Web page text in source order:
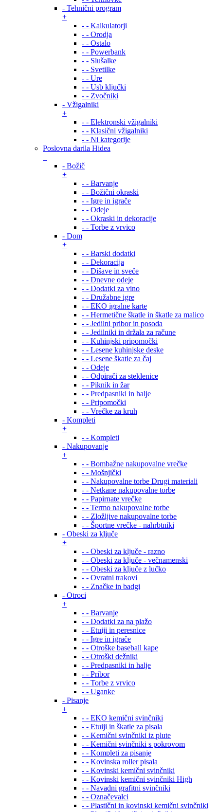
- Tehnični program
+
- - Kalkulatorji
- - Orodja
- - Ostalo
- - Powerbank
- - Slušalke
- - Svetilke
- - Ure
- - Usb ključki
- - Zvočniki
- Vžigalniki
+
- - Elektronski vžigalniki
- - Klasični vžigalniki
- - Ni kategorije
Poslovna darila Hidea
+
- Božič
+
- - Barvanje
- - Božični okraski
- - Igre in igrače
- - Odeje
- - Okraski in dekoracije
- - Torbe z vrvico
- Dom
+
- - Barski dodatki
- - Dekoracija
- - Dišave in sveče
- - Dnevne odeje
- - Dodatki za vino
- - Družabne igre
- - EKO igralne karte
- - Hermetične škatle in škatle za malico
- - Jedilni pribor in posoda
- - Jedilniki in držala za račune
- - Kuhinjski pripomočki
- - Lesene kuhinjske deske
- - Lesene škatle za čaj
- - Odeje
- - Odpirači za steklenice
- - Piknik in žar
- - Predpasniki in halje
- - Pripomočki
- - Vrečke za kruh
- Kompleti
+
- - Kompleti
- Nakupovanje
+
- - Bombažne nakupovalne vrečke
- - Mošnjički
- - Nakupovalne torbe Drugi materiali
- - Netkane nakupovalne torbe
- - Papirnate vrečke
- - Termo nakupovalne torbe
- - Zložljive nakupovalne torbe
- - Športne vrečke - nahrbtniki
- Obeski za ključe
+
- - Obeski za ključe - razno
- - Obeski za ključe - večnamenski
- - Obeski za ključe z lučko
- - Ovratni trakovi
- - Značke in badgi
- Otroci
+
- - Barvanje
- - Dodatki za na plažo
- - Etuiji in peresnice
- - Igre in igrače
- - Otroške baseball kape
- - Otroški dežniki
- - Predpasniki in halje
- - Pribor
- - Torbe z vrvico
- - Uganke
- Pisanje
+
- - EKO kemični svinčniki
- - Etuiji in škatle za pisala
- - Kemični svinčniki iz plute
- - Kemični svinčniki s pokrovom
- - Kompleti za pisanje
- - Kovinska roller pisala
- - Kovinski kemični svinčniki
- - Kovinski kemični svinčniki High
- - Navadni grafitni svinčniki
- - Označevalci
- - Plastični in kovinski kemični svinčniki